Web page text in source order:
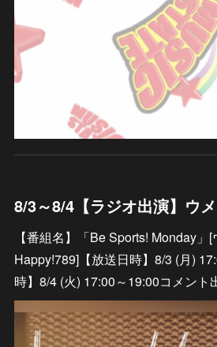
【番組名】「Be Sports! Monday」
Happy!789]【放送日時】8/3 (月)
時】8/4 (火) 17:00～19:00コメン